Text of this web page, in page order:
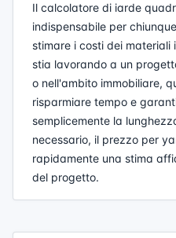
Il calcolatore di iarde
indispensabile per
stimare i costi dei
stia lavorando a un
o nell'ambito immobiliare,
risparmiare tempo e
semplicemente la
necessario, il prezzo per
rapidamente una stima
del progetto.